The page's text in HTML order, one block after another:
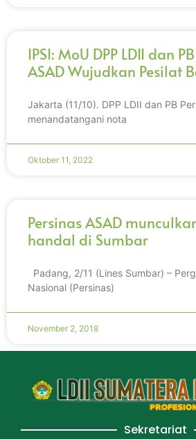
IPSI: MoU DPP LDII dan
ASAD Wujudkan Pesilat
Jakarta (11/10). DPP LDII dan PB
menandatangani nota
Oktober 11, 2022
Persinas ASAD
handal di Sumbar
Padang, 2/11 (Lines Sumbar) –
Nasional (Persinas)
November 2, 2018
Sekretariat